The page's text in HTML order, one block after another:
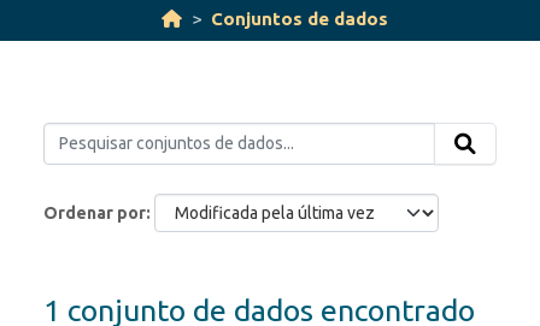
Conjuntos de dados
Ordenar por
1 conjunto de dados encontrado